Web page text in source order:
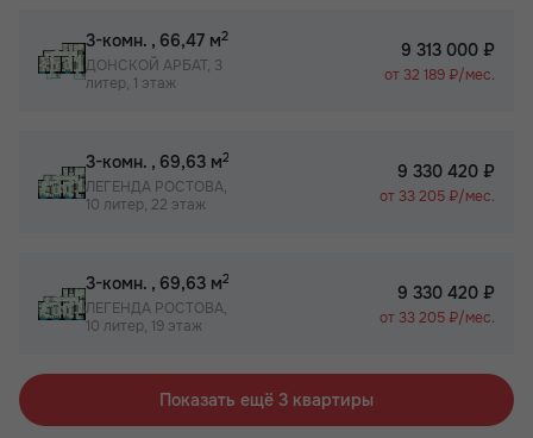
3-комн. , 66,47 м2
ДОНСКОЙ АРБАТ, 3
литер, 1 этаж
9 313 000 ₽
от 32 189 ₽/мес.
3-комн. , 69,63 м2
ЛЕГЕНДА РОСТОВА,
10 литер, 22 этаж
9 330 420 ₽
от 33 205 ₽/мес.
3-комн. , 69,63 м2
ЛЕГЕНДА РОСТОВА,
10 литер, 19 этаж
9 330 420 ₽
от 33 205 ₽/мес.
Показать ещё 3 квартиры